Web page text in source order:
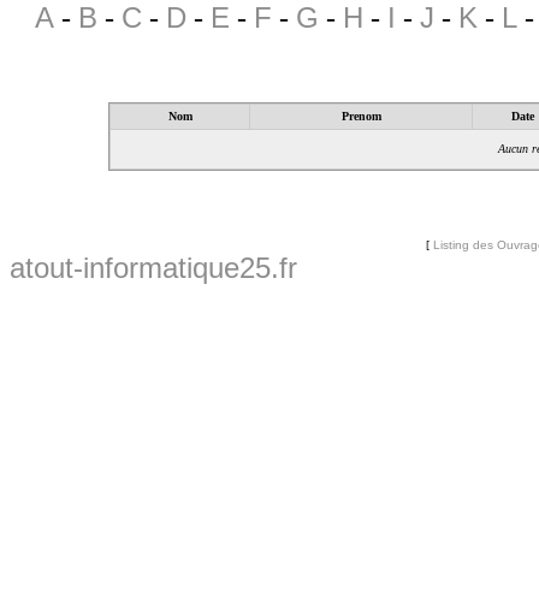
A- B - C - D - E - F - G - H - I - J - K - L
Nom Prenom Date
Aucun
[ Listing des
atout-informatique25.fr